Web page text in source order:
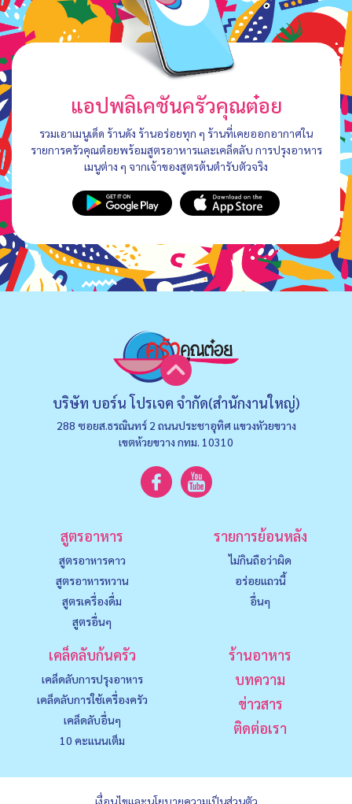
แอปพลิเคชันครัวคุณต๋อย
รวมเอาเมนูเด็ด ร้านดัง ร้านอร่อยทุก ๆ ร้านที่เคยออกอากาศใน
รายการครัวคุณต๋อยพร้อมสูตรอาหารและเคล็ดลับ การปรุงอาหาร
เมนูต่าง ๆ จากเจ้าของสูตรต้นตำรับตัวจริง
บริษัท บอร์น โปรเจค จำกัด(สำนักงานใหญ่)
288 ซอยส.ธรณินทร์ 2 ถนนประชาอุทิศ แขวงหัวยขวาง
เขตห้วยขวาง กทม. 10310
สูตรอาหาร
สูตรอาหารคาว
สูตรอาหารหวาน
สูตรเครื่องดื่ม
สูตรอื่นๆ
รายการย้อนหลัง
ไม่กินถือว่าผิด
อร่อยแถวนี้
อื่นๆ
เคล็ดลับก้นครัว
เคล็ดลับการปรุงอาหาร
เคล็ดลับการใช้เครื่องครัว
เคล็ดลับอื่นๆ
10 คะแนนเต็ม
ร้านอาหาร
บทความ
ข่าวสาร
ติดต่อเรา
เงื่อนไขและนโยบายความเป็นส่วนตัว